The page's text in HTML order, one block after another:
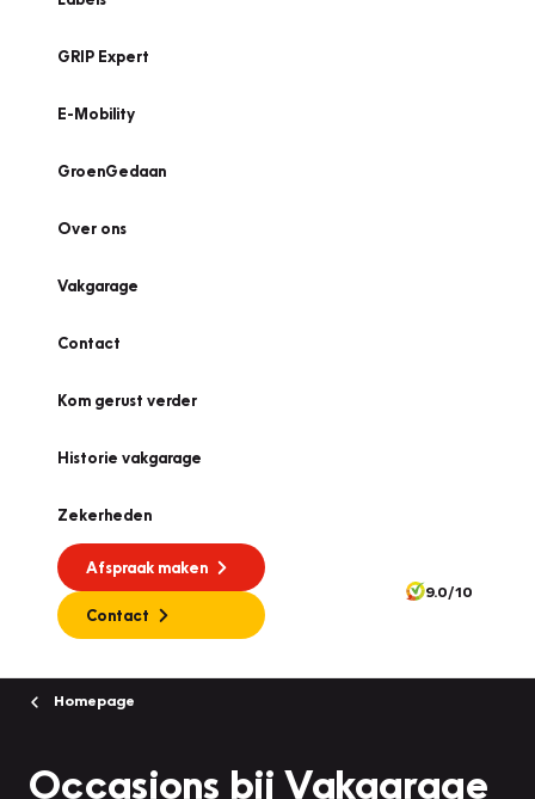
GRIP Expert
E-Mobility
GroenGedaan
Over ons
Vakgarage
Contact
Kom gerust verder
Historie vakgarage
Zekerheden
Afspraak maken
Contact
9.0/10
Homepage
Occasions bij Vakgarage